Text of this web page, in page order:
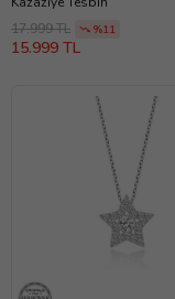
17.999 TL
%11
15.999 TL